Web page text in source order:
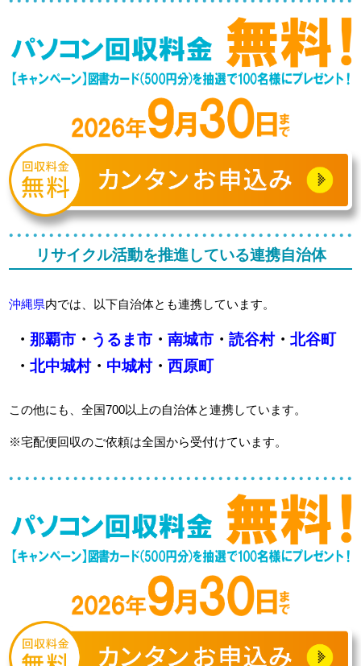
リサイクル活動を推進している連携自治体
沖縄県内では、以下自治体とも連携しています。
・ 那覇市・ うるま市・ 南城市・ 読谷村・ 北谷町
・ 北中城村・ 中城村・ 西原町
この他にも、全国700以上の自治体と連携しています。
※宅配便回収のご依頼は全国から受付けています。